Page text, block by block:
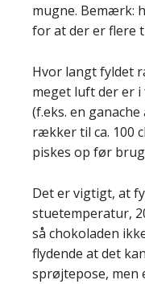
mugne. Bemærk:
for at der er flere
Hvor langt fyldet
meget luft der er
(f.eks. en
rækker til ca. 100
piskes op før
Det er vigtigt, at
stuetemperatur,
så chokoladen
flydende at det
sprøjtepose, men